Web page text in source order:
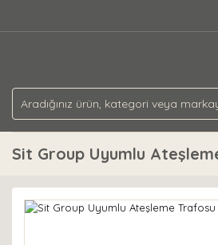
Sit Group Uyumlu